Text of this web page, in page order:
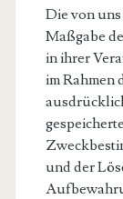
Die von
Maßgabe
in ihrer
im Rahmen
und der